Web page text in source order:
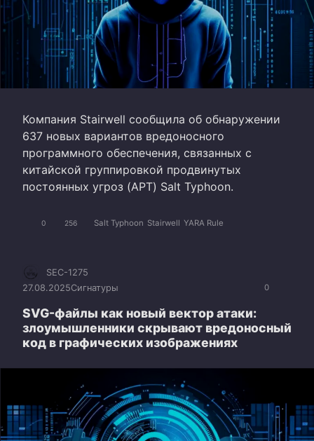
Компания Stairwell сообщила об обнаружении
637 новых вариантов вредоносного
программного обеспечения, связанных с
китайской группировкой продвинутых
постоянных угроз (APT) Salt Typhoon.
0 256 Salt Typhoon Stairwell YARA Rule
0
SEC-1275
27.08.2025Сигнатуры
SVG-файлы как новый вектор атаки:
злоумышленники скрывают вредоносный
код в графических изображениях